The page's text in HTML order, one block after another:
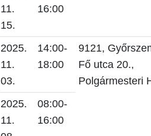
11.
15.
16:00
2025.
11.
03.
14:00-
18:00
9121,
Fő utca 20.,
Polgármesteri
2025.
11.
08:00-
16:00